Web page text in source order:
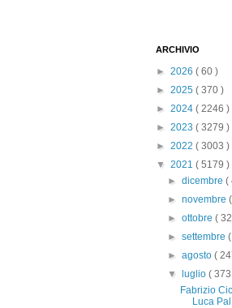
ARCHIVIO
► 2026 ( 60 )
► 2025 ( 370 )
► 2024 ( 2246 )
► 2023 ( 3279 )
► 2022 ( 3003 )
▼ 2021 ( 5179 )
►dicembre(
►novembre
►ottobre(
►settembre
►agosto(
▼
luglio(
Fabrizio
Luca